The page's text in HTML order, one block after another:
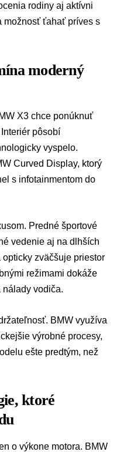
rodiny aj aktívni
možnosť ťahať príves s
moderný
X3 chce ponúknuť
pôsobí
vyspelo.
Curved Display, ktorý
s infotainmentom do
Predné športové
vedenie aj na dlhších
zväčšuje priestor
režimami dokáže
vodiča.
BMW využíva
výrobné procesy,
ešte predtým, než
ktoré
o výkone motora. BMW